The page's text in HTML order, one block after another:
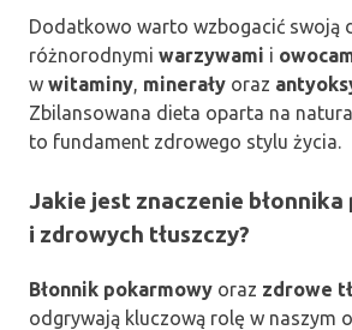
Dodatkowo warto wzbogacić swoją
różnorodnymi warzywami i
w witaminy, minerały oraz
Zbilansowana dieta oparta na
to fundament zdrowego stylu życia.
Jakie jest znaczenie
i zdrowych tłuszczy?
Błonnik pokarmowy oraz zdrowe
odgrywają kluczową rolę w naszym